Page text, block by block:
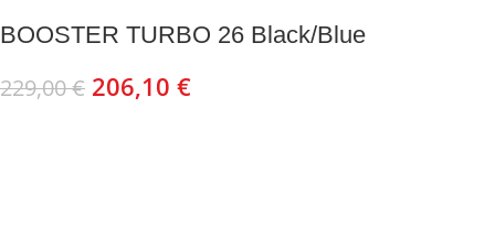
BOOSTER TURBO 26 Black/Blue
229,00€ 206,10 €